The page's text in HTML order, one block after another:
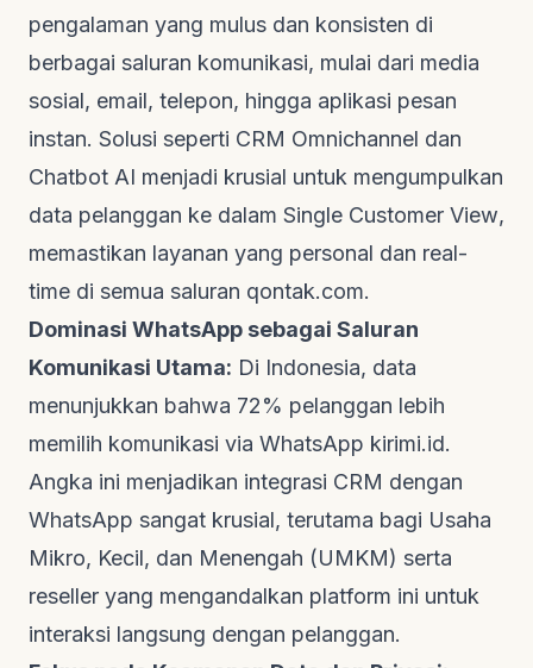
pengalaman yang mulus dan konsisten di
berbagai saluran komunikasi, mulai dari media
sosial, email, telepon, hingga aplikasi pesan
instan. Solusi seperti CRM Omnichannel dan
Chatbot AI menjadi krusial untuk mengumpulkan
data pelanggan ke dalam Single Customer View,
memastikan layanan yang personal dan real-
time di semua saluran qontak.com.
Dominasi WhatsApp sebagai Saluran
Komunikasi Utama: Di Indonesia, data
menunjukkan bahwa 72% pelanggan lebih
memilih komunikasi via WhatsApp kirimi.id.
Angka ini menjadikan integrasi CRM dengan
WhatsApp sangat krusial, terutama bagi Usaha
Mikro, Kecil, dan Menengah (UMKM) serta
reseller yang mengandalkan platform ini untuk
interaksi langsung dengan pelanggan.